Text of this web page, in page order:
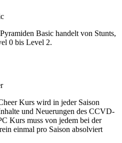
Basic handelt von Stunts,
0 bis Level 2.
Kurs wird in jeder Saison
und Neuerungen des CCVD-
Kurs muss von jedem bei der
einmal pro Saison absolviert